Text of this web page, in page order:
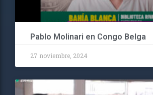
Pablo Molinari en Congo Belga
27 noviembre, 2024